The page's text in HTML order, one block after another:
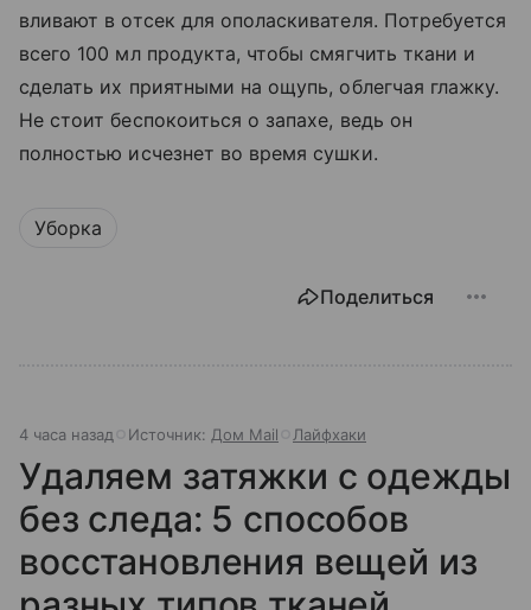
вливают в отсек для ополаскивателя. Потребуется
всего 100 мл продукта, чтобы смягчить ткани и
сделать их приятными на ощупь, облегчая глажку.
Не стоит беспокоиться о запахе, ведь он
полностью исчезнет во время сушки.
Уборка
Поделиться
4 часа назад Источник: Дом Mail Лайфхаки
Удаляем затяжки с одежды
без следа: 5 способов
восстановления вещей из